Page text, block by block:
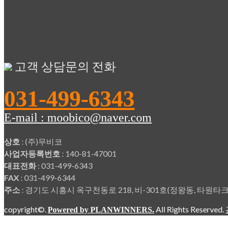
고객 상담문의 전화
031-499-6343
E-mail : moobico@naver.com
상호 : (주)무비코
사업자등록번호 : 140-81-47001
대표전화: 031-499-6343
FAX : 031-499-6344
주소 : 경기도 시흥시 옥구천동로 218, 비-301호(정왕동, 타원타
copyright©.Powered by PLANWINNERS.All Rights Reserved.